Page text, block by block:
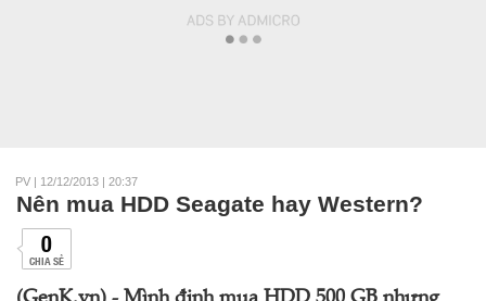
PV | 12/12/2013 | 20:37
Nên mua HDD Seagate hay Western?
0
CHIA SẺ